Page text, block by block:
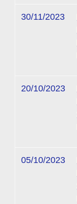
30/11/2023
20/10/2023
05/10/2023